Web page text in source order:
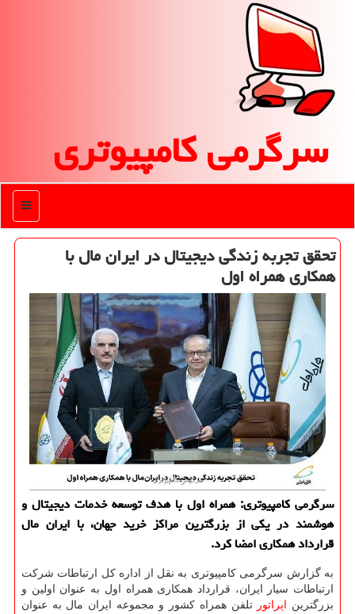
سرگرمی كامپیوتری
منو
تحقق تجربه زندگی دیجیتال در ایران مال با
همکاری همراه اول
سرگرمی کامپیوتری: همراه اول با هدف توسعه خدمات دیجیتال و
هوشمند در یکی از بزرگترین مراکز خرید جهان، با ایران مال
قرارداد همکاری امضا کرد.
به گزارش سرگرمی کامپیوتری به نقل از اداره کل ارتباطات شرکت
ارتباطات سیار ایران، قرارداد همکاری همراه اول به عنوان اولین و
بزرگترین
اپراتور تلفن همراه کشور و مجموعه ایران مال به عنوان